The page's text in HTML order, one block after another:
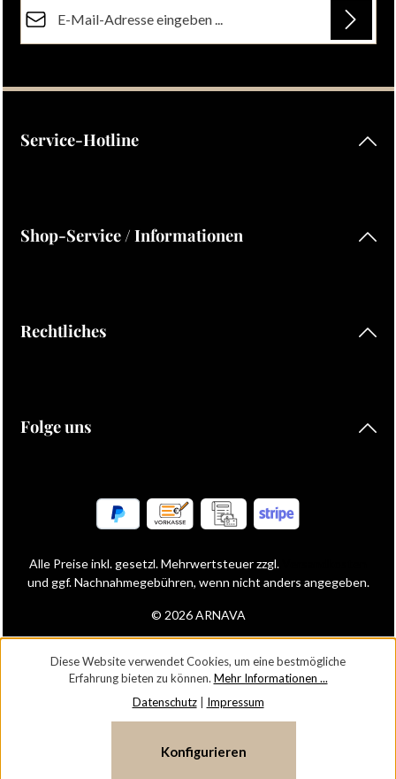
Ich habe dieDatenschutzbestimmungenzur Kenntnis
Service-Hotline
Shop-Service / Informationen
Rechtliches
Folge uns
© 2026 ARNAVA
Alle Preise inkl. gesetzl. Mehrwertsteuer zzgl.
und ggf. Nachnahmegebühren, wenn nicht anders angegeben.
Diese Website verwendet Cookies, um eine bestmögliche
Erfahrung bieten zu können. Mehr Informationen ...
Datenschutz| Impressum
Konfigurieren